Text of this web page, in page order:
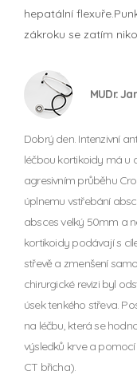
hepatální
zákroku se zatím
MUDr.
Dobrý den. Intenzivní
léčbou kortikoidy má u
agresivním průběhu
úplnemu vstřebání
absces velký 50mm a
kortikoidy podávají s
střevě a zmenšení
chirurgické revizi byl
úsek tenkého střeva.
na léčbu, která se
výsledků krve a
CT břicha).